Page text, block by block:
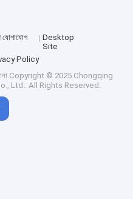
যোগাযোগ
Desktop
Site
Policy
© 2025 Chongqing
Ltd.. All Rights Reserved.